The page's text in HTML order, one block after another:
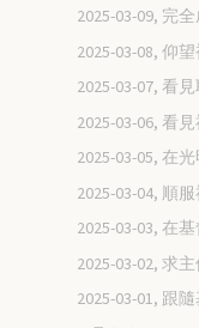
2025-03-09, 完
2025-03-08, 仰
2025-03-07, 看
2025-03-06, 看
2025-03-05, 在
2025-03-04, 順
2025-03-03, 在
2025-03-02, 求
2025-03-01, 跟